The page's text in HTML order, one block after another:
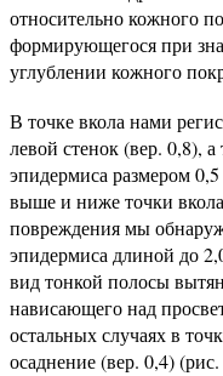
относительно кожного
формирующегося при
углублении кожного
В точке вкола нами
левой стенок (вер. 0,8),
эпидермиса размером
выше и ниже точки
повреждения мы
эпидермиса длиной до
вид тонкой полосы
нависающего над
остальных случаях в
осаднение (вер. 0,4)